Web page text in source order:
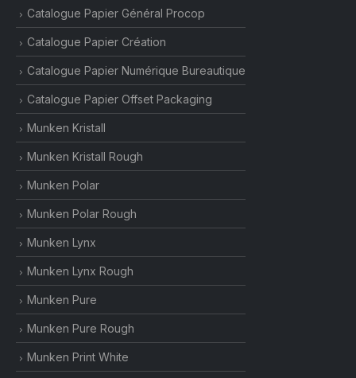
Catalogue Papier Général Procop
Catalogue Papier Création
Catalogue Papier Numérique Bureautique
Catalogue Papier Offset Packaging
Munken Kristall
Munken Kristall Rough
Munken Polar
Munken Polar Rough
Munken Lynx
Munken Lynx Rough
Munken Pure
Munken Pure Rough
Munken Print White